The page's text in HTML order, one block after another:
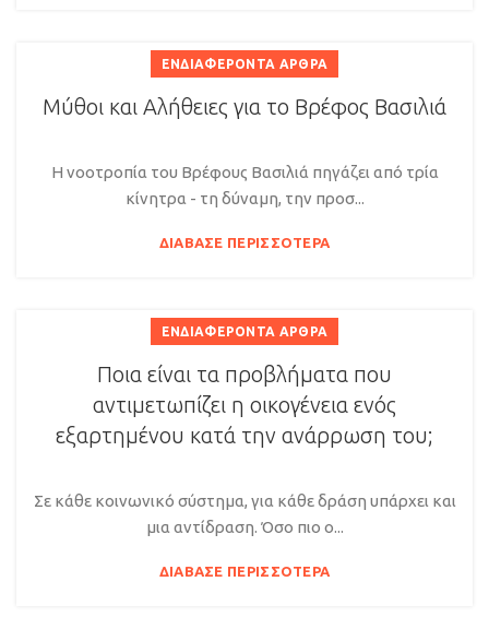
ΕΝΔΙΑΦΈΡΟΝΤΑ ΆΡΘΡΑ
Μύθοι και Αλήθειες για το Βρέφος Βασιλιά
Η νοοτροπία του Βρέφους Βασιλιά πηγάζει από τρία
κίνητρα - τη δύναμη, την προσ...
ΔΙΆΒΑΣΕ ΠΕΡΙΣΣΌΤΕΡΑ
ΕΝΔΙΑΦΈΡΟΝΤΑ ΆΡΘΡΑ
Ποια είναι τα προβλήματα που
αντιμετωπίζει η οικογένεια ενός
εξαρτημένου κατά την ανάρρωση του;
Σε κάθε κοινωνικό σύστημα, για κάθε δράση υπάρχει και
μια αντίδραση. Όσο πιο ο...
ΔΙΆΒΑΣΕ ΠΕΡΙΣΣΌΤΕΡΑ